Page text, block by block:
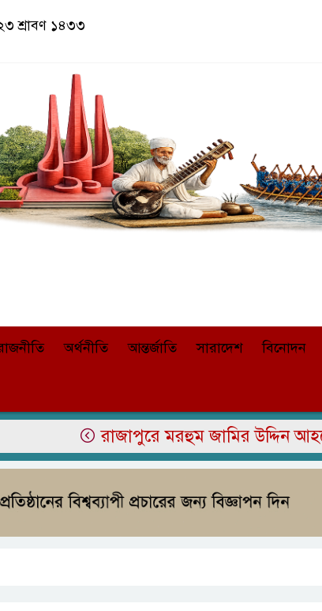
শ্রাবণ ১৪৩৩
অর্থনীতি আন্তর্জাতি সারাদেশ বিনোদন
রাজাপুরে মরহুম জামির উদ্দিন